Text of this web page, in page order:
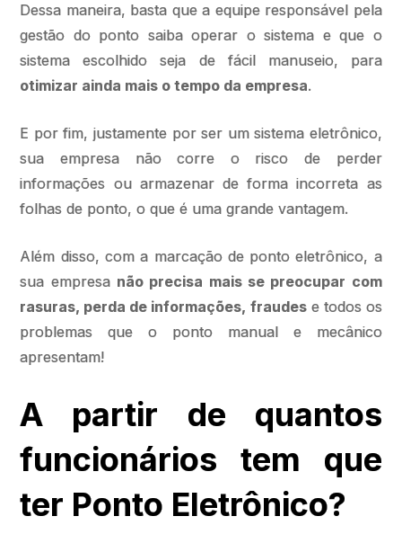
Dessa maneira, basta que a equipe responsável pela
gestão do ponto saiba operar o sistema e que o
sistema escolhido seja de fácil manuseio, para
otimizar ainda mais o tempo da empresa.
E por fim, justamente por ser um sistema eletrônico,
sua empresa não corre o risco de perder
informações ou armazenar de forma incorreta as
folhas de ponto, o que é uma grande vantagem.
Além disso, com a marcação de ponto eletrônico, a
sua empresa não precisa mais se preocupar com
rasuras, perda de informações, fraudese todos os
problemas que o ponto manual e mecânico
apresentam!
A partir de quantos
funcionários tem que
ter Ponto Eletrônico?